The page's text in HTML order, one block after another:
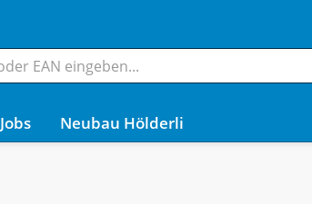
Jobs Neubau Hölderli